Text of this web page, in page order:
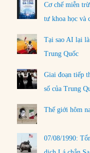
Cơ chế miễn
tư khoa học và
Tại sao AI lại
Trung Quốc
Giai đoạn tiếp
số của Trung
Thế giới hôm
07/08/1990: